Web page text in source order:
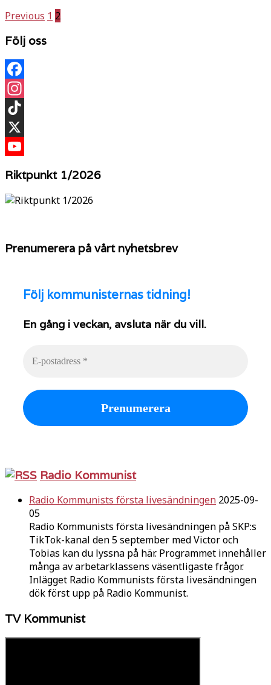
Sidnumrering
för
inlägg
Previous 1 2
Följ oss
Facebook
Instagram
TikTok
X
Riktpunkt 1/2026
Prenumerera på vårt nyhetsbrev
Följ kommunisternas tidning!
En gång i veckan, avsluta när du vill.
Radio Kommunist
Radio Kommunists första livesändningen 2025-09-
05
Radio Kommunists första livesändningen på SKP:s
TikTok-kanal den 5 september med Victor och
Tobias kan du lyssna på här. Programmet innehåller
många av arbetarklassens väsentligaste frågor.
Inlägget Radio Kommunists första livesändningen
dök först upp på Radio Kommunist.
TV Kommunist